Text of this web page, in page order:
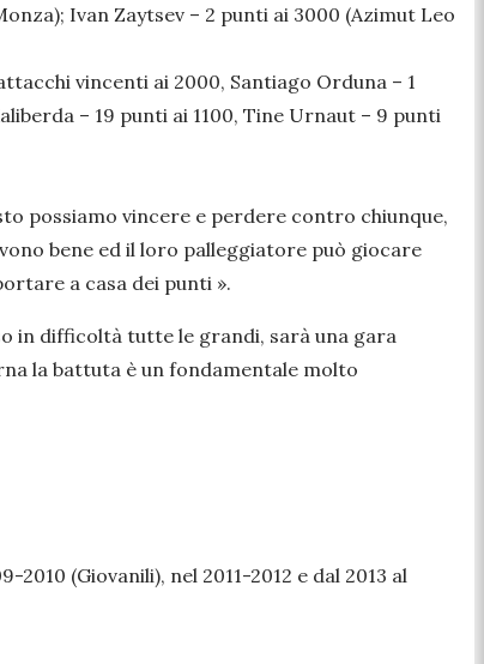
Ivan Zaytsev – 2 punti ai 3000 (Azimut Leo
vincenti ai 2000, Santiago Orduna – 1
– 19 punti ai 1100, Tine Urnaut – 9 punti
possiamo vincere e perdere contro chiunque,
bene ed il loro palleggiatore può giocare
a casa dei punti ».
in difficoltà tutte le grandi, sarà una gara
la battuta è un fondamentale molto
2010 (Giovanili), nel 2011-2012 e dal 2013 al